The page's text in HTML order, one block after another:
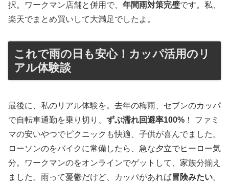
択。ワークマン店舗と併用で、 年間雨対策完璧です。私、
楽天でまとめ買いして大満足でしたよ。
これで雨の日も安心！カッパ活用のリ
アル体験談
最後に、私のリアル体験を。去年の梅雨、セブンのカッパ
で自転車通勤を乗り切り、 ずぶ濡れ回避率100% ！ ファミ
マの安いやつでピクニックも快適、子供が喜んでました。
ローソンのをバイクに常備したら、急な夕立でヒーロー気
分。ワークマンのをオンラインでゲットして、家族分揃え
ました。雨って憂鬱だけど、カッパがあれば冒険みたい。